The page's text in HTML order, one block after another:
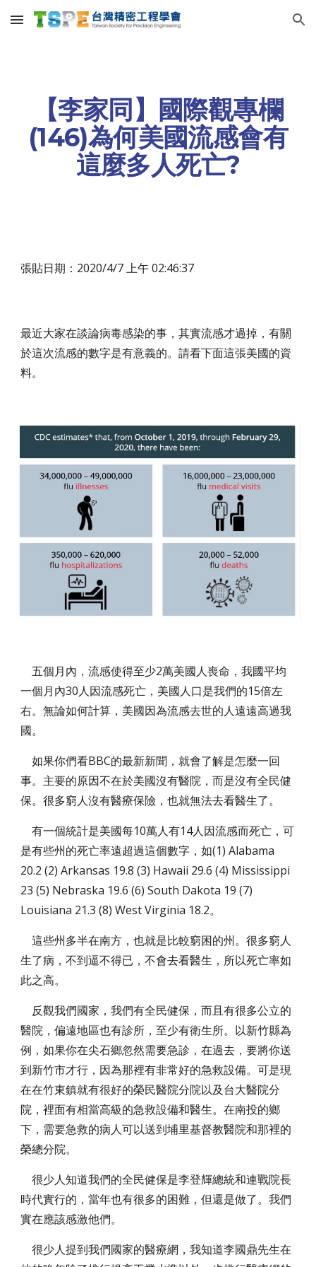
Skip to main content Skip to navigation
【李家同】國際觀專欄
(146)為何美國流感會有
這麼多人死亡?
張貼日期：2020/4/7 上午 02:46:37
最近大家在談論病毒感染的事，其實流感才過掉，有關
於這次流感的數字是有意義的。請看下面這張美國的資
料。
五個月內，流感使得至少2萬美國人喪命，我國平均
一個月內30人因流感死亡，美國人口是我們的15倍左
右。無論如何計算，美國因為流感去世的人遠遠高過我
國。
如果你們看BBC的最新新聞，就會了解是怎麼一回
事。主要的原因不在於美國沒有醫院，而是沒有全民健
保。很多窮人沒有醫療保險，也就無法去看醫生了。
有一個統計是美國每10萬人有14人因流感而死亡，可
是有些州的死亡率遠超過這個數字，如(1) Alabama
20.2 (2) Arkansas 19.8 (3) Hawaii 29.6 (4) Mississippi
23 (5) Nebraska 19.6 (6) South Dakota 19 (7)
Louisiana 21.3 (8) West Virginia 18.2。
這些州多半在南方，也就是比較窮困的州。很多窮人
生了病，不到逼不得已，不會去看醫生，所以死亡率如
此之高。
反觀我們國家，我們有全民健保，而且有很多公立的
醫院，偏遠地區也有診所，至少有衛生所。以新竹縣為
例，如果你在尖石鄉忽然需要急診，在過去，要將你送
到新竹市才行，因為那裡有非常好的急救設備。可是現
在在竹東鎮就有很好的榮民醫院分院以及台大醫院分
院，裡面有相當高級的急救設備和醫生。在南投的鄉
下，需要急救的病人可以送到埔里基督教醫院和那裡的
榮總分院。
很少人知道我們的全民健保是李登輝總統和連戰院長
時代實行的，當年也有很多的困難，但還是做了。我們
實在應該感激他們。
很少人提到我們國家的醫療網，我知道李國鼎先生在